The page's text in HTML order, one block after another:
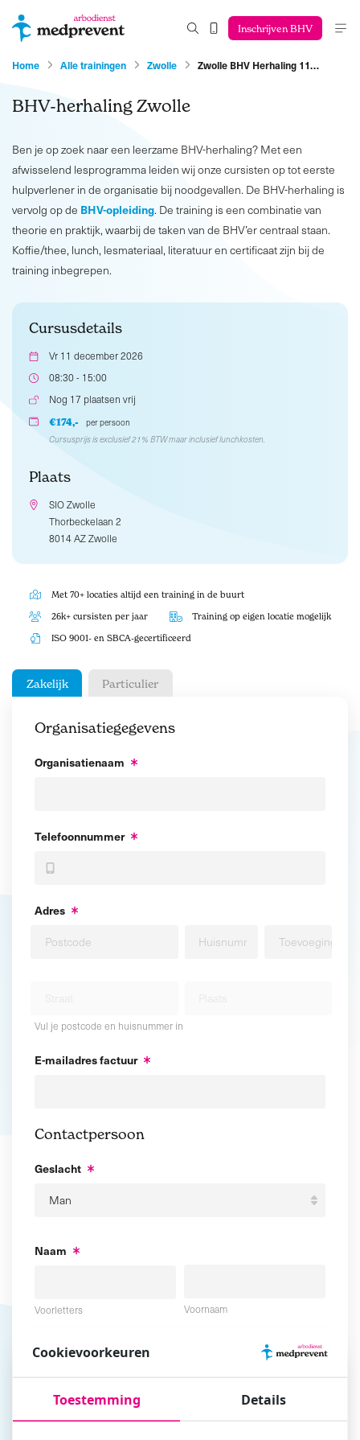
Inschrijven BHV
Home Alle trainingen Zwolle Zwolle BHV Herhaling 11…
BHV-herhaling Zwolle
Ben je op zoek naar een leerzame BHV-herhaling? Met een
afwisselend lesprogramma leiden wij onze cursisten op tot eerste
hulpverlener in de organisatie bij noodgevallen. De BHV-herhaling is
vervolg op de BHV-opleiding. De training is een combinatie van
theorie en praktijk, waarbij de taken van de BHV’er centraal staan.
Koffie/thee, lunch, lesmateriaal, literatuur en certificaat zijn bij de
training inbegrepen.
Cursusdetails
Vr 11 december 2026
08:30 - 15:00
Nog 17 plaatsen vrij
€174,-
per persoon
Cursusprijs is exclusief 21% BTW maar inclusief lunchkosten.
Plaats
SIO Zwolle
Thorbeckelaan 2
8014 AZ Zwolle
Met 70+ locaties altijd een training in de buurt
26k+ cursisten per jaar Training op eigen locatie mogelijk
ISO 9001- en SBCA-gecertificeerd
Zakelijk Particulier
Organisatiegegevens
Organisatienaam
Telefoonnummer
Adres
Vul je postcode en huisnummer in
E-mailadres factuur
Contactpersoon
Geslacht
Naam
Voorletters Voornaam
Tussenvoegsel Achternaam
E-mailadres
Cookievoorkeuren
Toestemming Details